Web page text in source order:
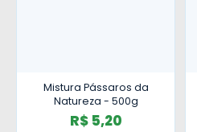
Mistura Pássaros da
Natureza - 500g
R$ 5,20